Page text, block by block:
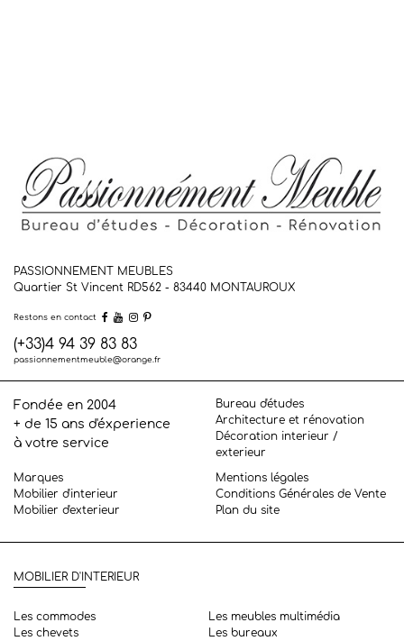
PASSIONNEMENT MEUBLES
Quartier St Vincent RD562 - 83440 MONTAUROUX
Restons en contact
(+33)4 94 39 83 83
passionnementmeuble@orange.fr
Fondée en 2004
+ de 15 ans d'éxperience
à votre service
Bureau d'études
Architecture et rénovation
Décoration interieur /
exterieur
Marques
Mobilier d'interieur
Mobilier d'exterieur
Mentions légales
Conditions Générales de Vente
Plan du site
MOBILIER D'INTERIEUR
Les commodes
Les chevets
Les meubles multimédia
Les bureaux